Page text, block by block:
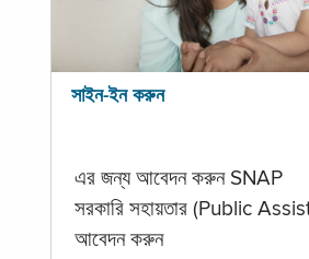
সাইন-ইন করুন
এর জন্য আবেদন করুন SNAP
সরকারি সহায়তার (Public
আবেদন করুন